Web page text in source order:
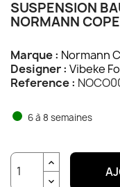
SUSPENSION
NORMANN
Marque : Normann
Designer : Vibeke
Reference :
6 à 8 semaines